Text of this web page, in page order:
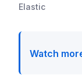
Elastic
Watch